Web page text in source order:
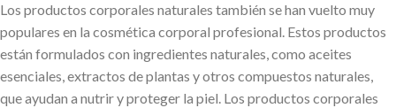
Los productos corporales naturales también se han vuelto muy
populares en la cosmética corporal profesional. Estos productos
están formulados con ingredientes naturales, como aceites
esenciales, extractos de plantas y otros compuestos naturales,
que ayudan a nutrir y proteger la piel. Los productos corporales